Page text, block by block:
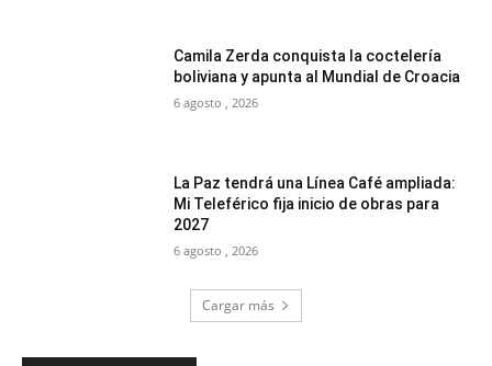
Camila Zerda conquista la coctelería
boliviana y apunta al Mundial de Croacia
6 agosto , 2026
La Paz tendrá una Línea Café ampliada:
Mi Teleférico fija inicio de obras para
2027
6 agosto , 2026
Cargar más